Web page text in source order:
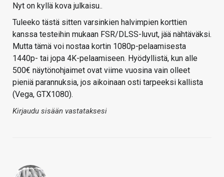
Nyt on kyllä kova julkaisu..
Tuleeko tästä sitten varsinkien halvimpien korttien
kanssa testeihin mukaan FSR/DLSS-luvut, jää nähtäväksi.
Mutta tämä voi nostaa kortin 1080p-pelaamisesta
1440p- tai jopa 4K-pelaamiseen. Hyödyllistä, kun alle
500€ näytönohjaimet ovat viime vuosina vain olleet
pieniä parannuksia, jos aikoinaan osti tarpeeksi kallista
(Vega, GTX1080).
Kirjaudu sisään vastataksesi